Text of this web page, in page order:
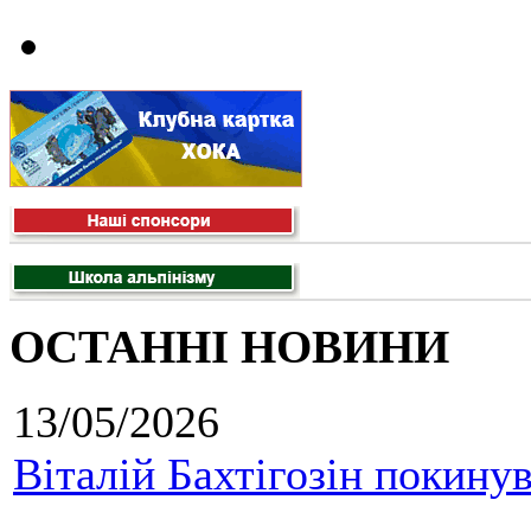
ОСТАННІ НОВИНИ
13/05/2026
Віталій Бахтігозін